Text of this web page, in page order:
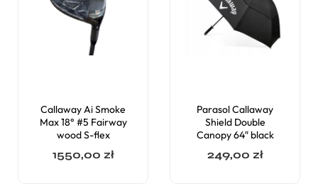
Callaway Ai Smoke
Max 18° #5 Fairway
wood S-flex
1550,00 zł
Parasol Callaway
Shield Double
Canopy 64″ black
249,00 zł